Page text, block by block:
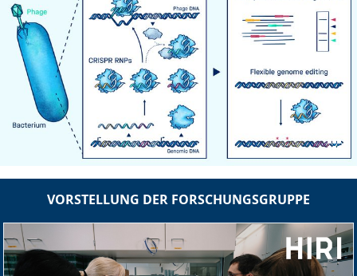
VORSTELLUNG DER FORSCHUNGSGRUPPE